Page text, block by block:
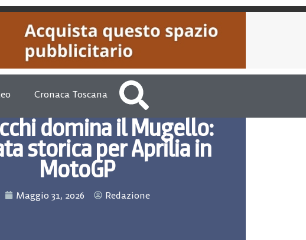
Cronaca Toscana
domina il Mugello:
storica per Aprilia in
MotoGP
Maggio 31, 2026 Redazione